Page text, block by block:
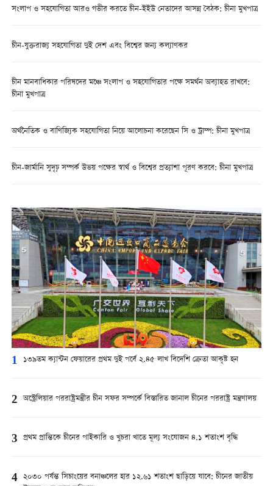
সংলাপ ও সহযোগিতা আরও গভীর করতে চীন-ইইউ নেতাদের আসন্ন বৈঠক: চীনা মুখপাত্র
চীন-যুক্তরাজ্য সহযোগিতা দুই দেশ এবং বিশ্বের জন্য কল্যাণকর
চীন মানবাধিকার পরিষদের মঞ্চে সংলাপ ও সহযোগিতার পক্ষে সমর্থন অব্যাহত রাখবে:
চীনা মুখপাত্র
অর্থনৈতিক ও বাণিজ্যিক সহযোগিতা নিয়ে আলোচনা করেছেন সি ও ট্রাম্প: চীনা মুখপাত্র
চীন-জার্মানি সুদৃঢ় সম্পর্ক উভয় পক্ষের স্বার্থ ও বিশ্বের প্রত্যাশা পূরণ করবে: চীনা মুখপাত্র
1 ১৩৯তম ক্যান্টন ফেয়ারের প্রথম দুই পর্বে ২.৪৫ লাখ বিদেশি ক্রেতা আকৃষ্ট হন
2 অস্ট্রেলিয়ার পররাষ্ট্রমন্ত্রীর চীন সফর সম্পর্কে বিস্তারিত জানাল চীনের পররাষ্ট্র মন্ত্রণালয়
3 প্রথম প্রান্তিকে চীনের পাইকারি ও খুচরা খাতে মূল্য সংযোজন ৪.১ শতাংশ বৃদ্ধি
4 ২০৩০ পর্যন্ত সিচাংয়ের বনাঞ্চলের হার ১২.৬১ শতাংশ ছাড়িয়ে যাবে: চীনের জাতীয়